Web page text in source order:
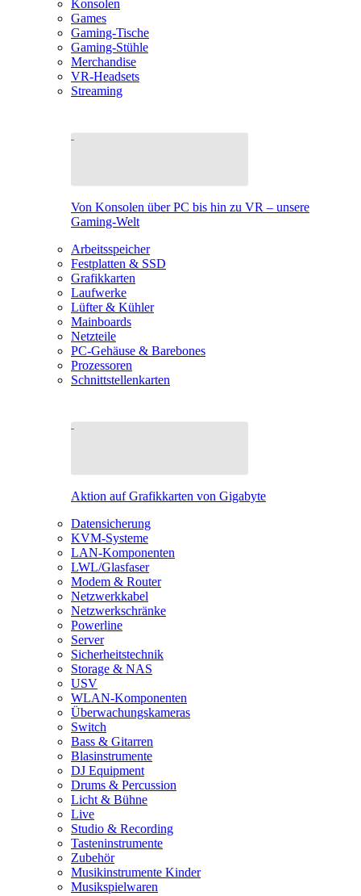
Konsolen
Games
Gaming-Tische
Gaming-Stühle
Merchandise
VR-Headsets
Streaming
Von Konsolen über PC bis hin zu VR – unsere
Gaming-Welt
Arbeitsspeicher
Festplatten & SSD
Grafikkarten
Laufwerke
Lüfter & Kühler
Mainboards
Netzteile
PC-Gehäuse & Barebones
Prozessoren
Schnittstellenkarten
Aktion auf Grafikkarten von Gigabyte
Datensicherung
KVM-Systeme
LAN-Komponenten
LWL/Glasfaser
Modem & Router
Netzwerkkabel
Netzwerkschränke
Powerline
Server
Sicherheitstechnik
Storage & NAS
USV
WLAN-Komponenten
Überwachungskameras
Switch
Bass & Gitarren
Blasinstrumente
DJ Equipment
Drums & Percussion
Licht & Bühne
Live
Studio & Recording
Tasteninstrumente
Zubehör
Musikinstrumente Kinder
Musikspielwaren